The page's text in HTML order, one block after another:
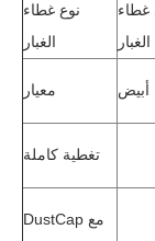
نوع غطاء
الغبار
غطاء
الغبار
معيار أبيض
تغطية كاملة
DustCap مع